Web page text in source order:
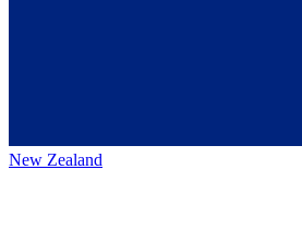
New Zealand